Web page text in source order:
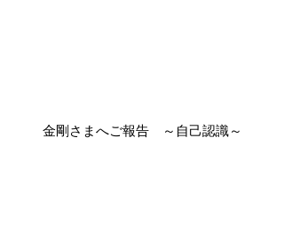
金剛さまへご報告　～自己認識～